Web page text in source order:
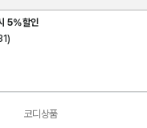
5%할인
코디상품